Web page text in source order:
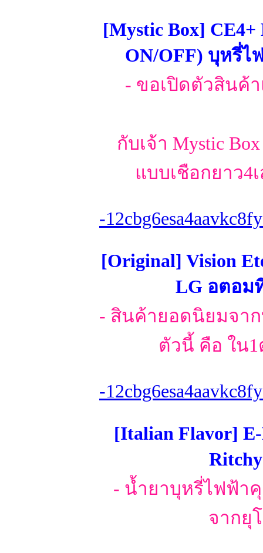
[Mystic Box]
ON/OFF) บุหรี่ไ
- ขอเปิดตัวสินค้
กับเจ้า Mystic
แบบเชือกยาว
-
[Original] Vision
LG อตอม
- สินค้ายอดนิยมจา
ตัวนี้ คือ ใน
-
[Italian Flavor]
- น้ำยาบุหรี่ไฟฟ้า
จากยุ